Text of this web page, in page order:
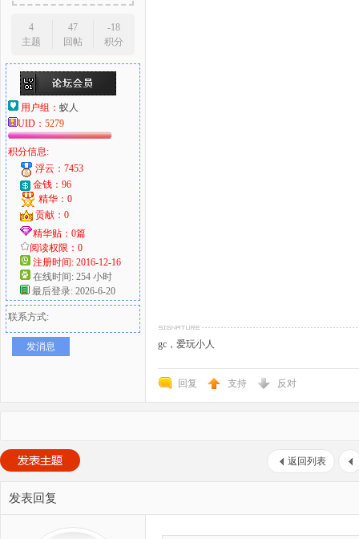
4
主题
47
回帖
-18
积分
用户组： 蚁人
UID： 5279
积分信息:
浮云：7453
金钱：96
精华：0
贡献：0
精华贴：0篇
阅读权限：0
注册时间: 2016-12-16
在线时间: 254 小时
最后登录: 2026-6-20
联系方式:
发消息 gc，爱玩小人
回复 支持 反对
返回列表
发表回复